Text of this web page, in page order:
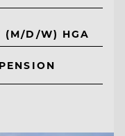
(M/D/W) HGA